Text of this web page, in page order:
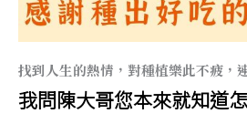
找到人生的熱情，對種植樂此不疲，
我問陳大哥您本來就知道